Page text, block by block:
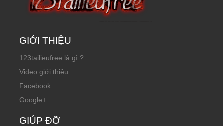
GIỚI THIỆU
123tailieufree là gì ?
Video giới thiệu
Facebook
Google+
GIÚP ĐỠ